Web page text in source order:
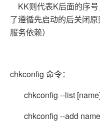
KK则代表K后面的序
了遵循先启动的后关闭
服务依赖）
chkconfig 命令：
chkconfig --list
chkconfig --add name